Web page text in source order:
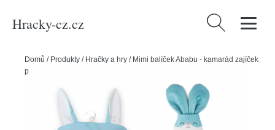
Hracky-cz.cz Vyhledávání
Domů / Produkty / Hračky a hry / Mimi balíček Ababu - kamarád zajíček
pro kluky